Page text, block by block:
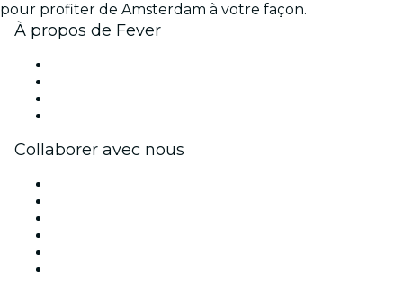
pour profiter de Amsterdam à votre façon.
À propos de Fever
Collaborer avec nous